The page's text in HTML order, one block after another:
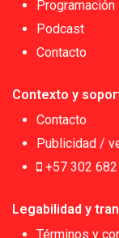
Programación
Podcast
Contacto
Contexto y
Contacto
Publicidad /
+57 302
Legabilidad y
Términos y